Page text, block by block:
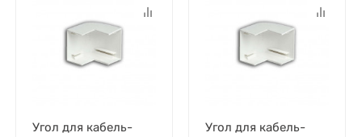
Угол для кабель-
Угол для кабель-